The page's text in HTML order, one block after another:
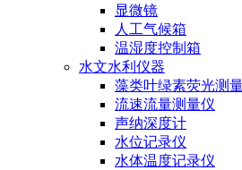
显微镜
人工气候箱
温湿度控制箱
水文水利仪器
藻类叶绿素荧光测
流速流量测量仪
声纳深度计
水位记录仪
水体温度记录仪